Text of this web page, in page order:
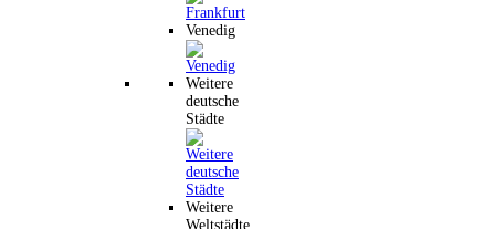
Venedig
Weitere
deutsche
Städte
Weitere
Weltstädte